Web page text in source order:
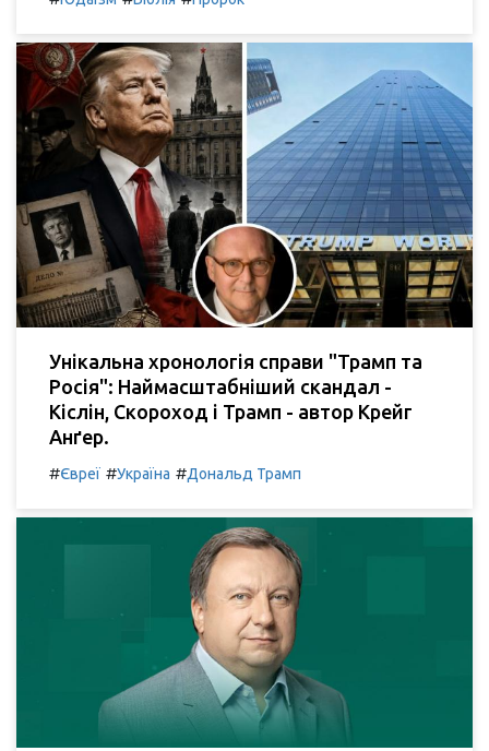
Унікальна хронологія справи "Трамп та
Росія": Наймасштабніший скандал -
Кіслін, Скороход і Трамп - автор Крейг
Анґер.
#Євреї #Україна #Дональд Трамп